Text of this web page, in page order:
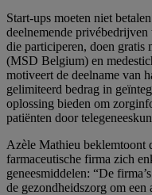
Start-ups moeten niet
deelnemende
die participeren, doen gratis
(MSD Belgium) en
motiveert de deelname van
gelimiteerd bedrag in
oplossing bieden om
patiënten door
Azèle Mathieu beklemtoont
farmaceutische firma zich
geneesmiddelen: “De
de gezondheidszorg om